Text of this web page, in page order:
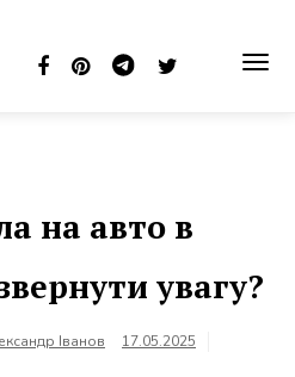
на авто в
увагу?
Іванов
17.05.2025